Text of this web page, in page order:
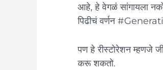
आहे, हे वेगळं सांगायला
पिढीचं वर्णन
पण हे रीस्टोरेशन म्हणजे
करू शकतो.